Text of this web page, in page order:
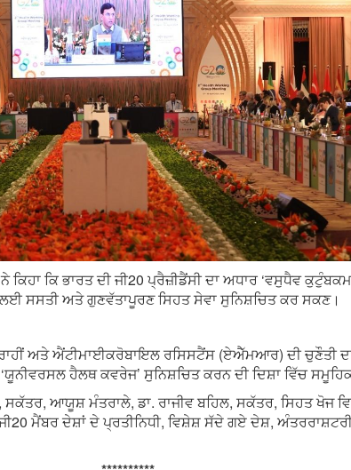
ਕਿ ਭਾਰਤ ਦੀ ਜੀ20 ਪ੍ਰੈਜ਼ੀਡੈਂਸੀ ਦਾ ਅਧਾਰ ‘ਵਸੁਧੈਵ
ਲਈ ਸਸਤੀ ਅਤੇ ਗੁਣਵੱਤਾਪੂਰਣ ਸਿਹਤ ਸੇਵਾ ਸੁਨਿਸ਼ਚਿਤ ਕਰ ਸਕਣ।
ਅਤੇ ਐਂਟੀਮਾਈਕਰੋਬਾਇਲ ਰਸਿਸਟੈਂਸ (ਏਐੱਮਆਰ) ਦੀ ਚੁਣੌਤੀ
ਹੈਲਥ ਕਵਰੇਜ’ ਸੁਨਿਸ਼ਚਿਤ ਕਰਨ ਦੀ ਦਿਸ਼ਾ ਵਿੱਚ
ਸਕੱਤਰ, ਆਯੂਸ਼ ਮੰਤਰਾਲੇ, ਡਾ. ਰਾਜੀਵ ਬਹਿਲ, ਸਕੱਤਰ, ਸਿਹਤ
ਮੈਂਬਰ ਦੇਸ਼ਾਂ ਦੇ ਪ੍ਰਤੀਨਿਧੀ, ਵਿਸ਼ੇਸ਼ ਸੱਦੇ ਗਏ ਦੇਸ਼,